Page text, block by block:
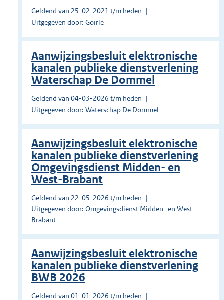
Geldend van 25-02-2021 t/m heden
Uitgegeven door: Goirle
Aanwijzingsbesluit elektronische
kanalen publieke dienstverlening
Waterschap De Dommel
Geldend van 04-03-2026 t/m heden
Uitgegeven door: Waterschap De Dommel
Aanwijzingsbesluit elektronische
kanalen publieke dienstverlening
Omgevingsdienst Midden- en
West-Brabant
Geldend van 22-05-2026 t/m heden
Uitgegeven door: Omgevingsdienst Midden- en West-
Brabant
Aanwijzingsbesluit elektronische
kanalen publieke dienstverlening
BWB 2026
Geldend van 01-01-2026 t/m heden